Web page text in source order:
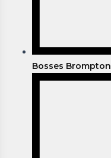
Bosses Brompton